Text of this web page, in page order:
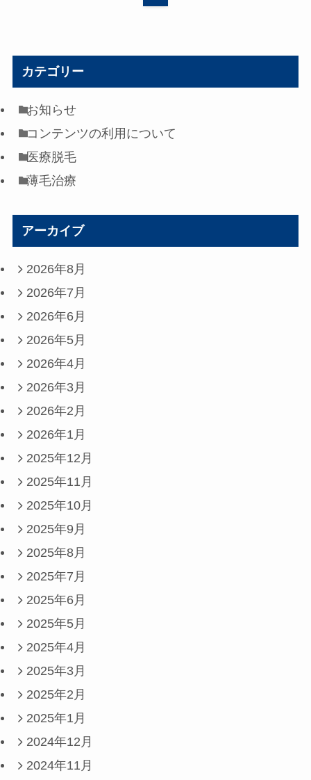
カテゴリー
お知らせ
コンテンツの利用について
医療脱毛
薄毛治療
アーカイブ
2026年8月
2026年7月
2026年6月
2026年5月
2026年4月
2026年3月
2026年2月
2026年1月
2025年12月
2025年11月
2025年10月
2025年9月
2025年8月
2025年7月
2025年6月
2025年5月
2025年4月
2025年3月
2025年2月
2025年1月
2024年12月
2024年11月